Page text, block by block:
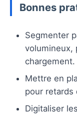
Bonnes
Segmenter
volumineux,
chargement.
Mettre en
pour retards
Digitaliser